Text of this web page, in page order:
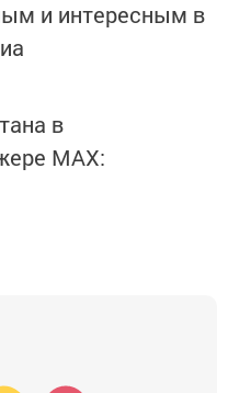
и интересным в
в
MАХ: